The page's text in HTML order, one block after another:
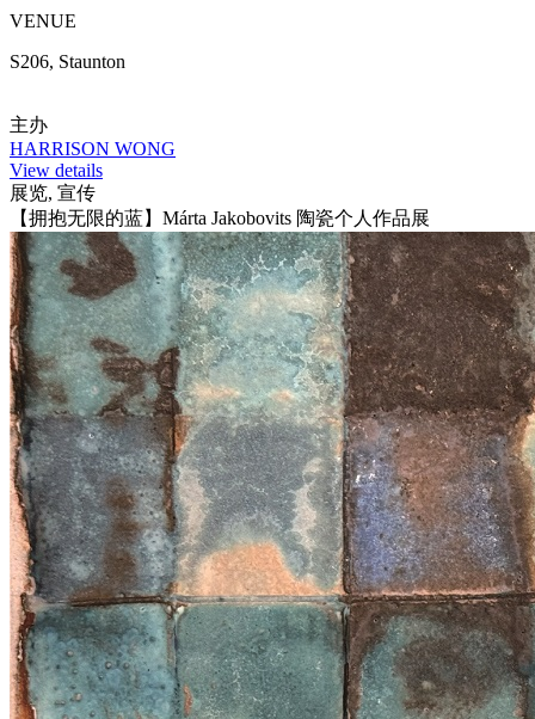
VENUE
S206, Staunton
主办
HARRISON WONG
View details
展览, 宣传
【拥抱无限的蓝】Márta Jakobovits 陶瓷个人作品展